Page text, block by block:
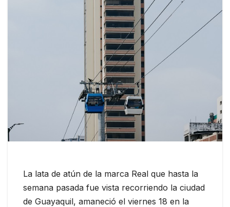
La lata de atún de la marca Real que hasta la
semana pasada fue vista recorriendo la ciudad
de Guayaquil, amaneció el viernes 18 en la